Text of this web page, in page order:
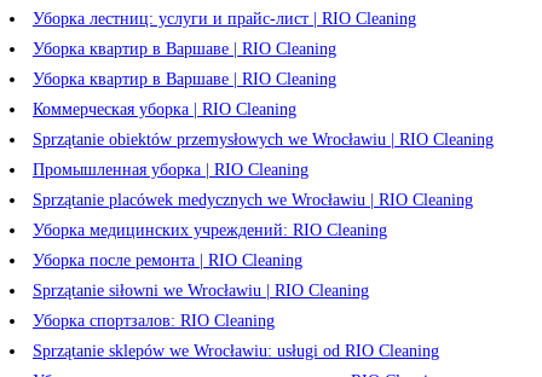
Уборка лестниц: услуги и прайс-лист | RIO Cleaning
Уборка квартир в Варшаве | RIO Cleaning
Уборка квартир в Варшаве | RIO Cleaning
Коммерческая уборка | RIO Cleaning
Sprzątanie obiektów przemysłowych we Wrocławiu | RIO Cleaning
Промышленная уборка | RIO Cleaning
Sprzątanie placówek medycznych we Wrocławiu | RIO Cleaning
Уборка медицинских учреждений: RIO Cleaning
Уборка после ремонта | RIO Cleaning
Sprzątanie siłowni we Wrocławiu | RIO Cleaning
Уборка спортзалов: RIO Cleaning
Sprzątanie sklepów we Wrocławiu: usługi od RIO Cleaning